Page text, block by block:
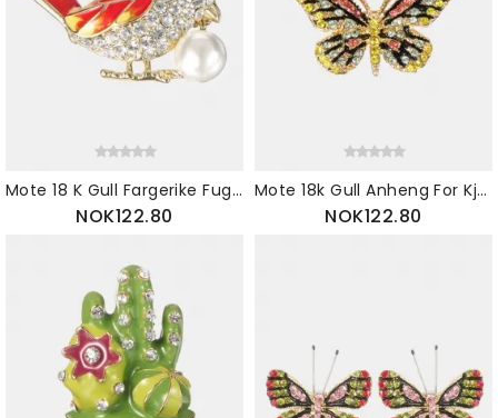
Mote 18 K Gull Fargerike Fugl Brosjer Rhinestones Pearl Luksus Pins Gave For Kvinner
NOK122.80
Mote 18k Gull Anheng For Kjede Sommerfugl Brosjer Fargerike Rhinestones Luksus Pins For Kvinner
NOK122.80